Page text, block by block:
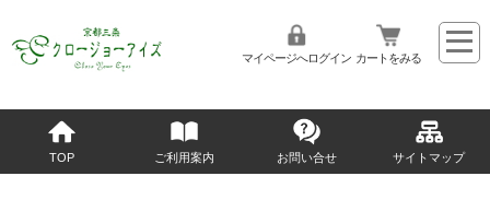
マイページへログイン カートをみる
TOP ご利用案内 お問い合せ サイトマップ